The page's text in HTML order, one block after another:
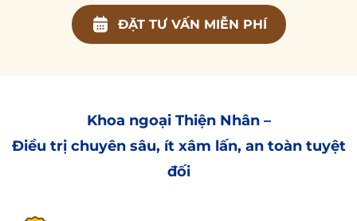
ĐẶT TƯ VẤN MIỄN PHÍ
Khoa ngoại Thiện Nhân –
Điều trị chuyên sâu, ít xâm lấn, an toàn tuyệt
đối